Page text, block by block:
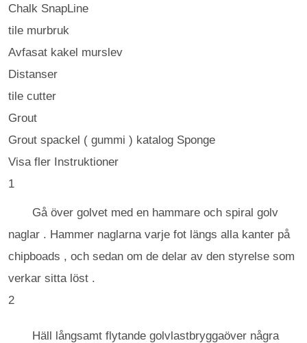
Chalk SnapLine
tile murbruk
Avfasat kakel murslev
Distanser
tile cutter
Grout
Grout spackel ( gummi ) katalog Sponge
Visa fler Instruktioner
1
Gå över golvet med en hammare och spiral golv
naglar . Hammer naglarna varje fot längs alla kanter på
chipboads , och sedan om de delar av den styrelse som
verkar sitta löst .
2
Häll långsamt flytande golvlastbryggaöver några